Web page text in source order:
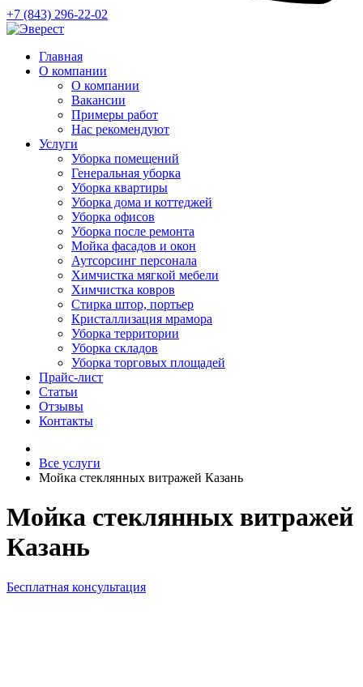
+7 (843) 296-22-02
Главная
О компании
О компании
Вакансии
Примеры работ
Нас рекомендуют
Услуги
Уборка помещений
Генеральная уборка
Уборка квартиры
Уборка дома и коттеджей
Уборка офисов
Уборка после ремонта
Мойка фасадов и окон
Аутсорсинг персонала
Химчистка мягкой мебели
Химчистка ковров
Стирка штор, портьер
Кристаллизация мрамора
Уборка территории
Уборка складов
Уборка торговых площадей
Прайс-лист
Cтатьи
Отзывы
Контакты
Все услуги
Мойка стеклянных витражей Казань
Мойка стеклянных витражей
Казань
Бесплатная консультация